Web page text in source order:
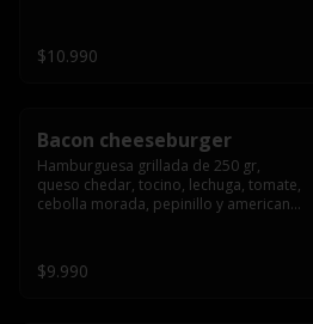
gold glitter
$10.990
Bacon cheeseburger
Hamburguesa grillada de 250 gr,
queso chedar, tocino, lechuga, tomate,
cebolla morada, pepinillo y american
$9.990